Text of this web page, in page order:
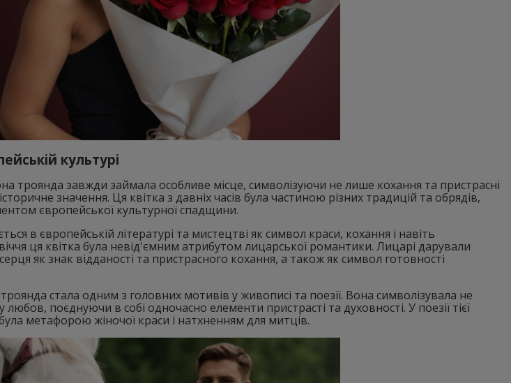
культурі
троянда завжди займала особливе місце, символізуючи не лише кохання та пристрасні
значення. Ця квітка з давніх часів була частиною різних традицій та обрядів,
європейської культурної спадщини.
в європейській літературі та мистецтві як символ краси, кохання і навіть
ця квітка була невід'ємним атрибутом лицарської романтики. Лицарі дарували
як знак відданості та пристрасного кохання, а також як символ готовності
стала одним з головних мотивів у живописі та поезії. Вона символізувала не
поєднуючи в собі одночасно елементи пристрасті та духовності. У поезії тієї
метафорою жіночої краси і натхненням для митців.